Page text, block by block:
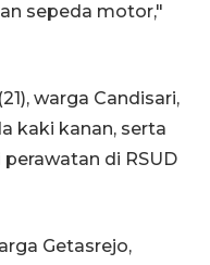
sepeda motor,"
warga Candisari,
kaki kanan, serta
di RSUD
Getasrejo,